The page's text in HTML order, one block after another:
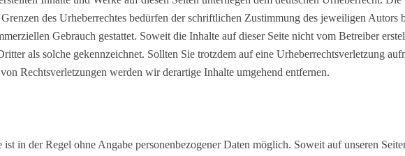
des Urheberrechtes bedürfen der schriftlichen Zustimmung des jeweiligen
Gebrauch gestattet. Soweit die Inhalte auf dieser Seite nicht vom Betreiber
als solche gekennzeichnet. Sollten Sie trotzdem auf eine Urheberrechtsverletzung
Rechtsverletzungen werden wir derartige Inhalte umgehend entfernen.
in der Regel ohne Angabe personenbezogener Daten möglich. Soweit auf unseren